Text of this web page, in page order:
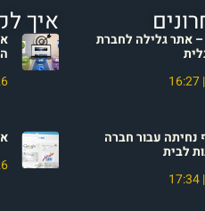
איך
BSS-Capital – אתר גלילה לחברת
נחיתה עבור חברה
לבית